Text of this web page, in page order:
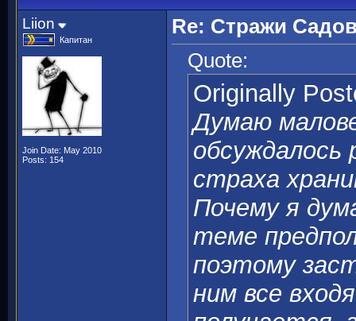
Liion
Капитан
Join Date: May 2010
Posts: 154
Re: Стражи
Quote:
Originally
Думаю
страха
Почему я
теме
поэтому
ним все